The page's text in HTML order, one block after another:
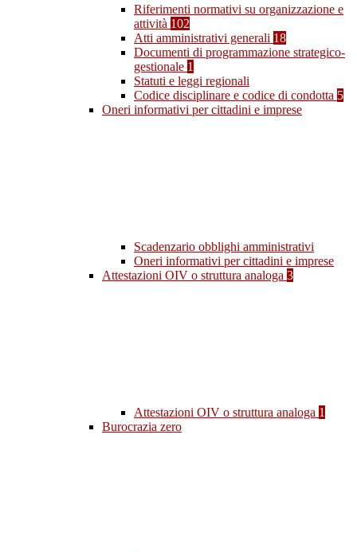
Riferimenti normativi su organizzazione e
attività 102
Atti amministrativi generali 18
Documenti di programmazione strategico-
gestionale 1
Statuti e leggi regionali
Codice disciplinare e codice di condotta 5
Oneri informativi per cittadini e imprese
Scadenzario obblighi amministrativi
Oneri informativi per cittadini e imprese
Attestazioni OIV o struttura analoga 3
Attestazioni OIV o struttura analoga 1
Burocrazia zero